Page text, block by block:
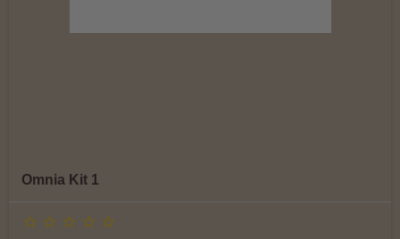
Omnia Kit 1